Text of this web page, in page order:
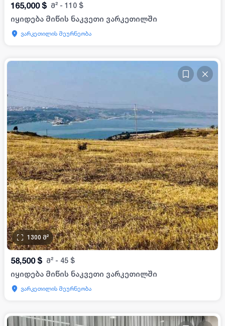
165,000 $ მ² - 110 $
იყიდება მიწის ნაკვეთი ვარკეთილში
ვარკეთილის მეურნეობა
1300 მ²
58,500 $ მ² - 45 $
იყიდება მიწის ნაკვეთი ვარკეთილში
ვარკეთილის მეურნეობა